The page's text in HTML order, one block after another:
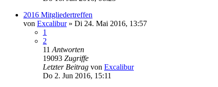
2016 Mitgliedertreffen
von Excalibur» Di 24. Mai 2016, 13:57
1
2
11 Antworten
19093 Zugriffe
Letzter Beitrag von Excalibur
Do 2. Jun 2016, 15:11